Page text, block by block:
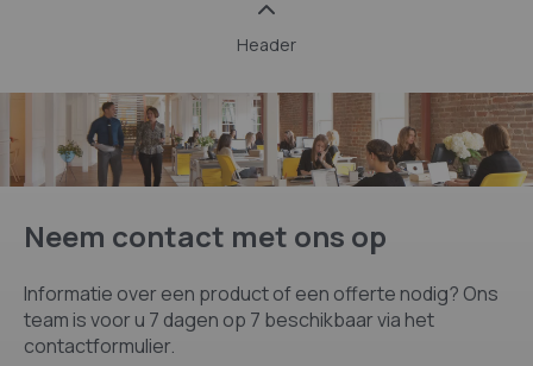
Header
Neem contact met ons op
Informatie over een product of een offerte nodig? Ons
team is voor u 7 dagen op 7 beschikbaar via het
contactformulier.